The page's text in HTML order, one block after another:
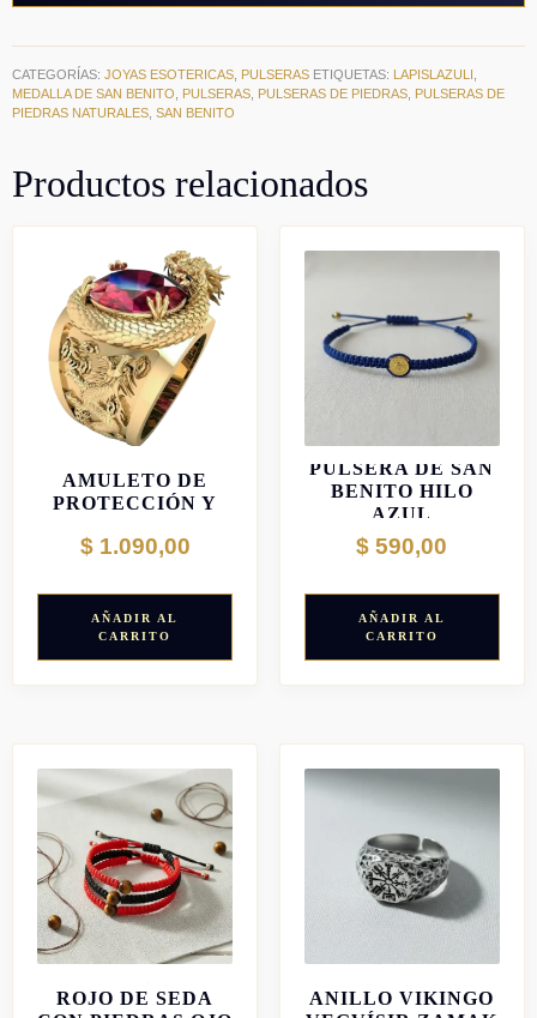
Benito
CATEGORÍAS: JOYAS ESOTERICAS PULSERAS ETIQUETAS: LAPISLAZULI
MEDALLA DE SAN BENITO
PULSERAS PULSERAS DE PIEDRAS PULSERAS DE
PIEDRAS NATURALES SAN BENITO
Productos relacionados
AMULETO DE
PROTECCIÓN Y
$1.090,00
AÑADIR AL
CARRITO
PULSERA DE SAN
BENITO HILO
AZUL
$ 590,00
AÑADIR AL
CARRITO
ROJO DE SEDA
ANILLO VIKINGO